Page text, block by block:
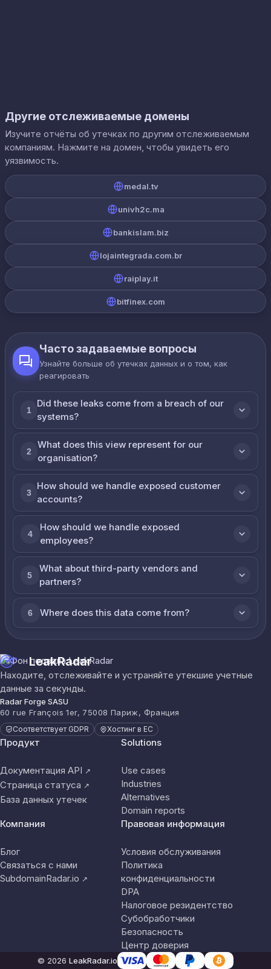
Другие отслеживаемые домены
Изучите отчёты об утечках по другим отслеживаемым
компаниям. Нажмите на домен, чтобы увидеть его
уязвимость.
medal.tv
univh2c.ma
bankislam.biz
lojaintegrada.com.br
raiplay.it
bitfinex.com
Часто задаваемые вопросы
Узнайте больше об утечках данных и о том, как
реагировать
1
Did these leaks come from a breach of our
systems?
2
What does this view represent for our
organisation?
3
How should we handle exposed customer
accounts?
4
How should we handle exposed
employees?
5
What about third-party vendors and
partners?
6 Where does this data come from?
LeakRadar
Находите, отслеживайте и устраняйте утекшие учетные
данные за секунды.
Radar Forge SASU
60 rue François 1er, 75008 Париж, Франция
Соответствует GDPR Хостинг в ЕС
Продукт
Документация API ↗
Страница статуса ↗
База данных утечек
Solutions
Use cases
Industries
Alternatives
Domain reports
Компания
Блог
Связаться с нами
SubdomainRadar.io ↗
Правовая информация
Условия обслуживания
Политика
конфиденциальности
DPA
Налоговое резидентство
Субобработчики
Безопасность
Центр доверия
© 2026 LeakRadar.io